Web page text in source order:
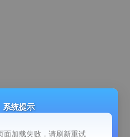
系统提示
面加载失败，请刷新重试